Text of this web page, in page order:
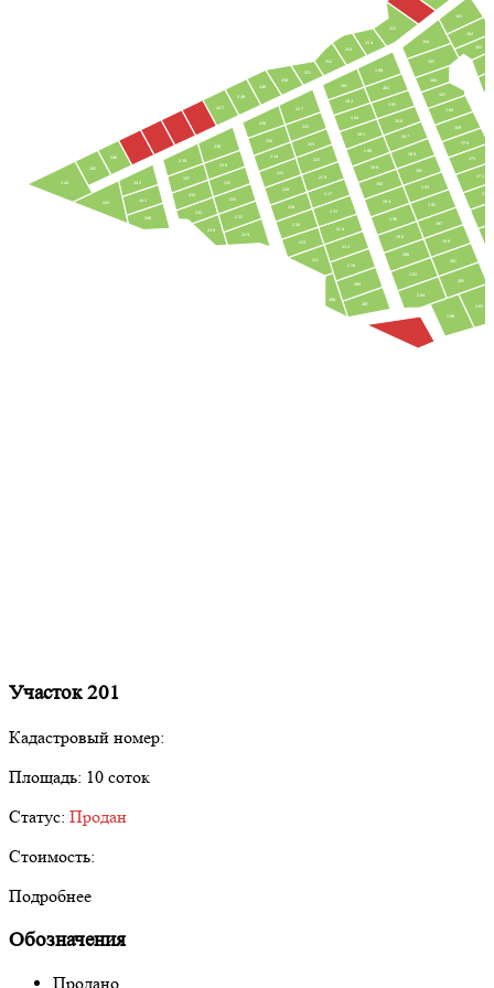
161
162
163
164
165
166
167
168
169
170
171
172
173
180
181
182 183
184
185
186
187
188
189
190
191
192
193
194
195
196
197
198
199
200
201
202
203
204
205
206
207
208
209
210
212
211
213
214
215
216
217
218
219
220
221
222
223
224
225
226
227
228
229
230
231
232
233
234
235
236
237
238
239
240
241
242
243
244
245
246
247
248
249
250
251
252
253
254
255
461
Участок 201
Кадастровый номер:
Площадь: 10 соток
Статус: Продан
Стоимость:
Подробнее
Обозначения
Продано